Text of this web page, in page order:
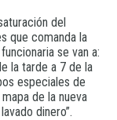
del
que comanda la
se van a:
la tarde a 7 de la
especiales de
de la nueva
dinero”.